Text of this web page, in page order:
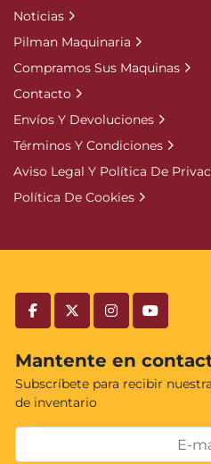
facebooktwitterinstagramyoutube
Mantente en
Subscríbete para recibir
de inventario
Noticias
Pilman Maquinaria
Compramos Sus Maquinas
Contacto
Envíos Y Devoluciones
Términos Y Condiciones
Aviso Legal Y Política De
Política De Cookies